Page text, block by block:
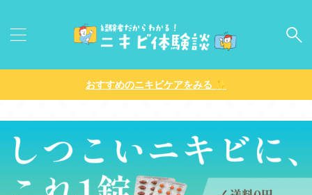
おすすめのニキビケアをみる ✨